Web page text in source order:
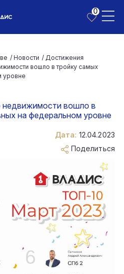
0
/ Новости / Достижения
вошло в тройку самых
уровне
недвижимости вошло в
на федеральном уровне
Дата: 12.04.2023
Поделиться